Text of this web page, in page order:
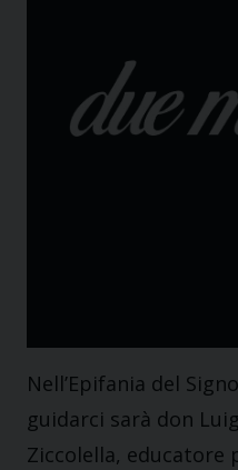
Nell’Epifania del
guidarci sarà don
Ziccolella, educatore